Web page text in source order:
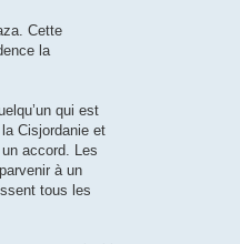
Cette
la
qui est
Cisjordanie et
accord. Les
à un
tous les